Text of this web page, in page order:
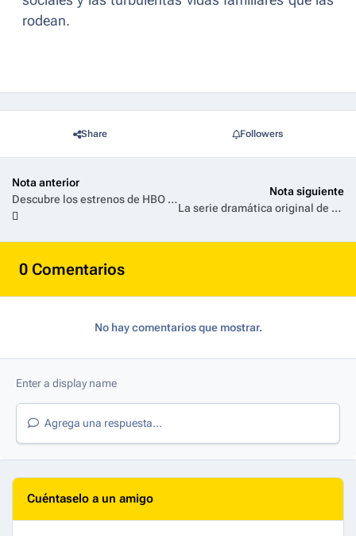
rodean.
Share Followers
Nota anterior
Descubre los estrenos de HBO Max en agosto
Nota siguiente
La serie dramática original de HBO "Task" se estrena este septiembre
0 Comentarios
No hay comentarios que mostrar.
Agrega una respuesta...
Cuéntaselo a un amigo